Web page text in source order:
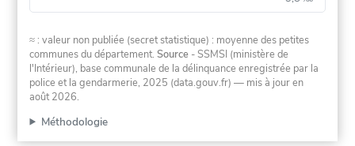
≈ : valeur non publiée (secret statistique) : moyenne des petites
communes du département.Source - SSMSI (ministère de
l'Intérieur), base communale de la délinquance enregistrée par la
police et la gendarmerie, 2025 (data.gouv.fr) — mis à jour en
août 2026.
Méthodologie